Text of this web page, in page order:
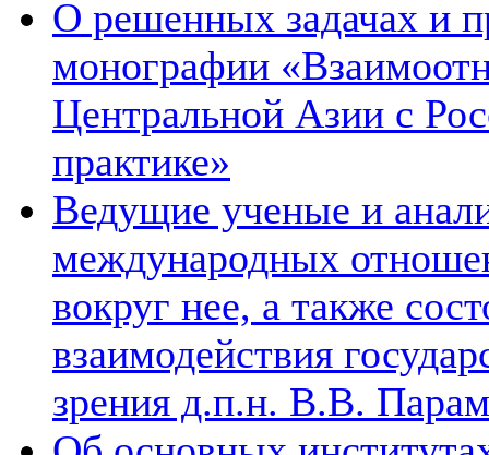
О решенных задачах и
монографии
Центральной Азии с
практике»
Ведущие ученые и
международных
вокруг нее, а также
взаимодействия
зрения д.п.н. В.В.